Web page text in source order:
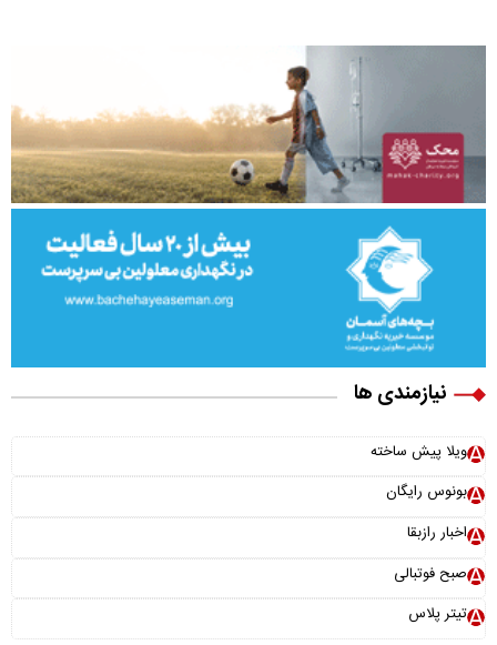
نیازمندی ها
ویلا پیش ساخته
بونوس رایگان
اخبار رازبقا
صبح فوتبالی
تیتر پلاس